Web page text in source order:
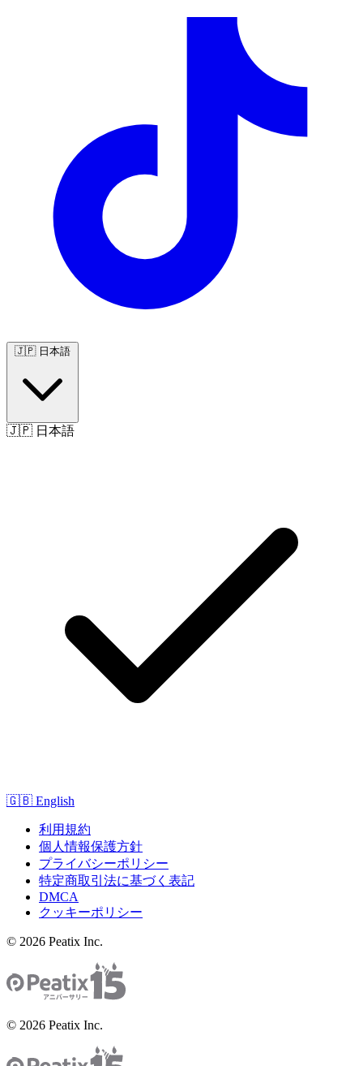
🇯🇵 日本語
🇯🇵 日本語
🇬🇧 English
利用規約
個人情報保護方針
プライバシーポリシー
特定商取引法に基づく表記
DMCA
クッキーポリシー
© 2026 Peatix Inc.
© 2026 Peatix Inc.